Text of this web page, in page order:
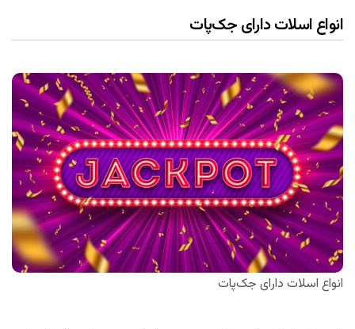
انواع اسلات دارای جک‌پات
انواع اسلات دارای جک‌پات